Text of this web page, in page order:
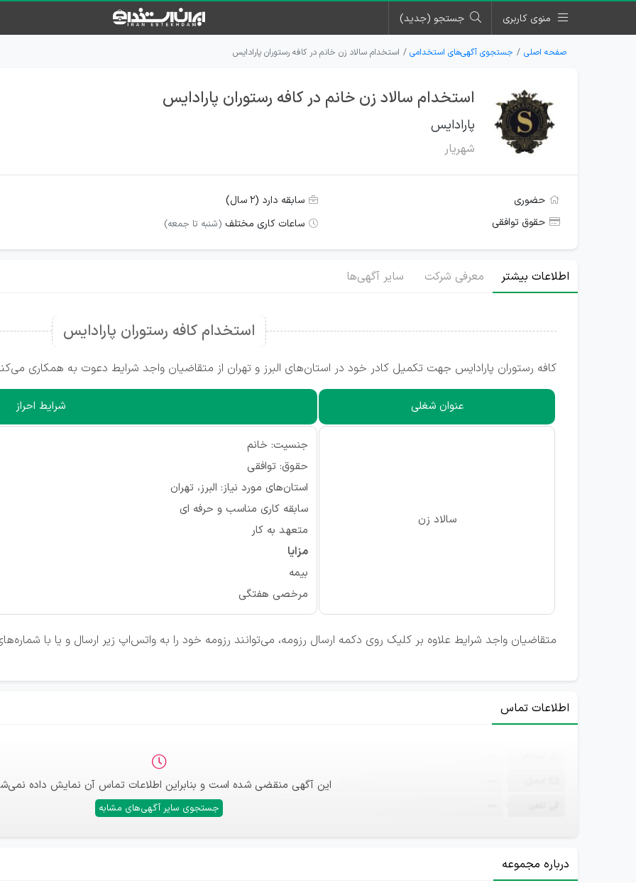
منوی کاربری جستجو (جدید)
صفحه اصلی جستجوی آگهی‌های استخدامی استخدام سالاد زن خانم در کافه رستوران پارادایس
استخدام سالاد زن خانم در کافه رستوران پارادایس
پارادایس
شهریار
حضوری
سابقه دارد (۲ سال)
حقوق توافقی
ساعات کاری مختلف (شنبه تا جمعه)
اطلاعات بیشتر معرفی شرکت سایر آگهی‌ها
استخدام کافه رستوران پارادایس
کافه رستوران پارادایس جهت تکمیل کادر خود در استان‌های البرز و تهران از متقاضیان واجد شرایط دعوت به همکاری
عنوان شغلی شرایط احراز
سالاد زن
جنسیت: خانم
حقوق: توافقی
استان‌های مورد نیاز: البرز، تهران
سابقه کاری مناسب و حرفه ای
متعهد به کار
مزایا
بیمه
مرخصی هفتگی
متقاضیان واجد شرایط علاوه بر کلیک روی دکمه ارسال رزومه، می‌توانند رزومه خود را به واتس‌اپ زیر ارسال و یا با
اطلاعات تماس
این آگهی منقضی شده است و بنابراین اطلاعات تماس آن نمایش داده
جستجوی سایر آگهی‌های مشابه
درباره مجموعه